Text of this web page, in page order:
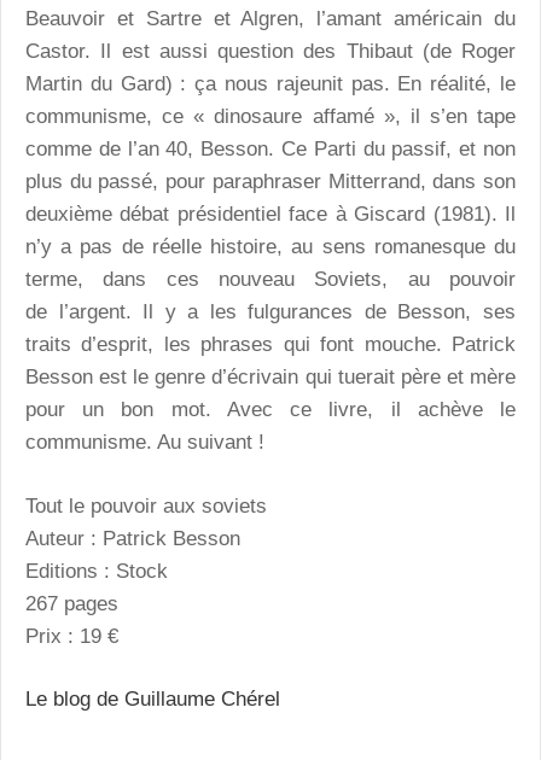
Beauvoir et Sartre et Algren, l’amant américain du
Castor. Il est aussi question des Thibaut (de Roger
Martin du Gard) : ça nous rajeunit pas. En réalité, le
communisme, ce « dinosaure affamé », il s’en tape
comme de l’an 40, Besson. Ce Parti du passif, et non
plus du passé, pour paraphraser Mitterrand, dans son
deuxième débat présidentiel face à Giscard (1981). Il
n’y a pas de réelle histoire, au sens romanesque du
terme, dans ces nouveau Soviets, au pouvoir
de l’argent. Il y a les fulgurances de Besson, ses
traits d’esprit, les phrases qui font mouche. Patrick
Besson est le genre d’écrivain qui tuerait père et mère
pour un bon mot. Avec ce livre, il achève le
communisme. Au suivant !
Tout le pouvoir aux soviets
Auteur : Patrick Besson
Editions : Stock
267 pages
Prix : 19 €
Le blog de Guillaume Chérel